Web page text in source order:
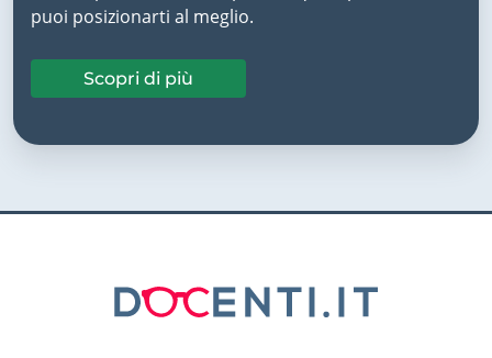
puoi posizionarti al meglio.
Scopri di più